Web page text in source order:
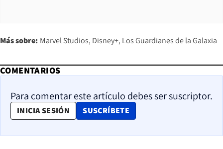
Más sobre: Marvel Studios Disney+ Los Guardianes de la Galaxia
COMENTARIOS
Para comentar este artículo debes ser suscriptor.
INICIA SESIÓN SUSCRÍBETE
OPENS IN NEW WINDOW